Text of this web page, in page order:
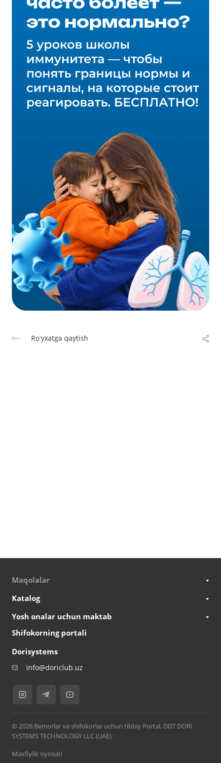
Roʻyxatga qaytish
Maqolalar
Katalog
Yosh onalar uchun maktab
Shifokorning portali
Dorisystems
info@doriclub.uz
© 2026 Bemorlar va shifokorlar uchun tibbiy Portal. DGT DORI
SYSTEMS TECHNOLOGY LLC (UAE)
Maxfiylik siyosati